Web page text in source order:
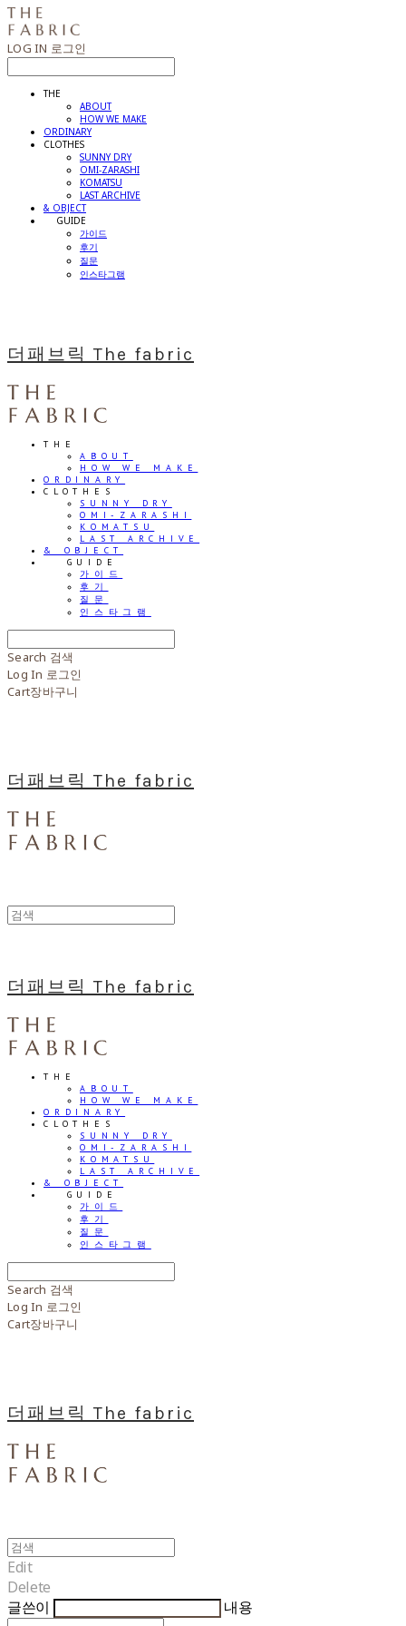
LOG IN 로그인
THE
ABOUT
HOW WE MAKE
ORDINARY
CLOTHES
SUNNY DRY
OMI-ZARASHI
KOMATSU
LAST ARCHIVE
& OBJECT
⠀⠀GUIDE
가이드
후기
질문
인스타그램
더패브릭 The fabric
THE
ABOUT
HOW WE MAKE
ORDINARY
CLOTHES
SUNNY DRY
OMI-ZARASHI
KOMATSU
LAST ARCHIVE
& OBJECT
⠀⠀GUIDE
가이드
후기
질문
인스타그램
Search 검색
Log In 로그인
Cart장바구니
더패브릭 The fabric
더패브릭 The fabric
THE
ABOUT
HOW WE MAKE
ORDINARY
CLOTHES
SUNNY DRY
OMI-ZARASHI
KOMATSU
LAST ARCHIVE
& OBJECT
⠀⠀GUIDE
가이드
후기
질문
인스타그램
Search 검색
Log In 로그인
Cart장바구니
더패브릭 The fabric
Edit
Delete
글쓴이
내용